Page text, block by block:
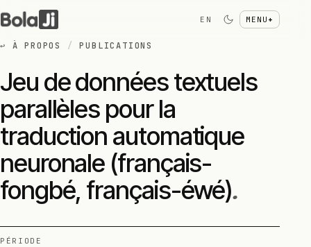
EN MENU +
↩ À PROPOS / PUBLICATIONS
Jeu de données textuels
parallèles pour la
traduction automatique
neuronale (français-
fongbé, français-éwé).
PÉRIODE